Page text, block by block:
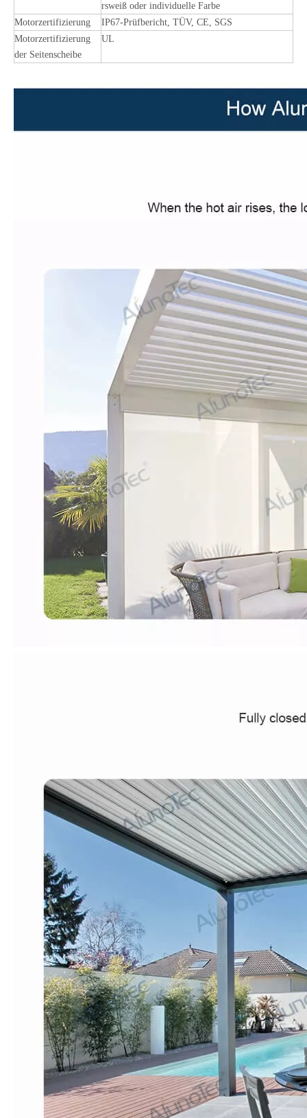
rsweiß oder individuelle Farbe
Motorzertifizierung
IP67-Prüfbericht, TÜV, CE, SGS
Motorzertifizierung
der Seitenscheibe
UL